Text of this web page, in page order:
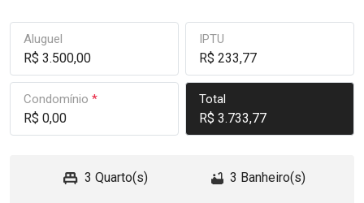
Aluguel
R$ 3.500,00
IPTU
R$ 233,77
Condomínio *
R$ 0,00
Total
R$ 3.733,77
3 Quarto(s) 3 Banheiro(s)